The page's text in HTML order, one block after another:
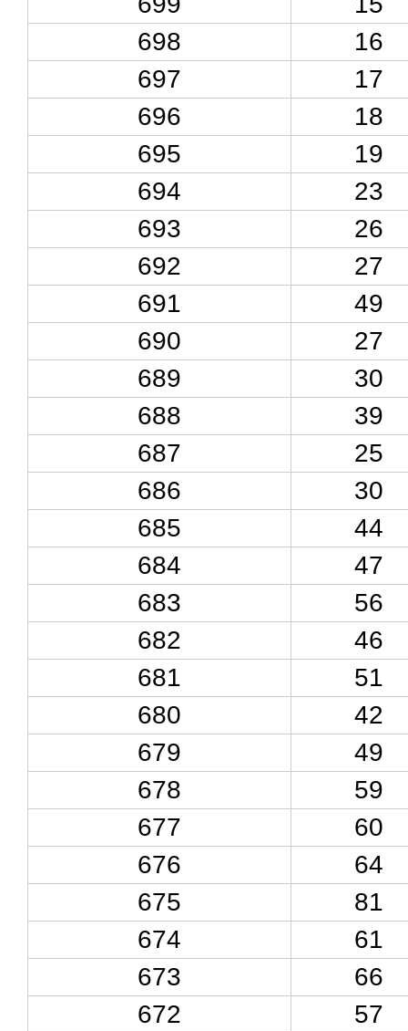
698
16
697
17
696
18
695
19
694
23
693
26
692
27
691
49
690
27
689
30
688
39
687
25
686
30
685
44
684
47
683
56
682
46
681
51
680
42
679
49
678
59
677
60
676
64
675
81
674
61
673
66
672
57